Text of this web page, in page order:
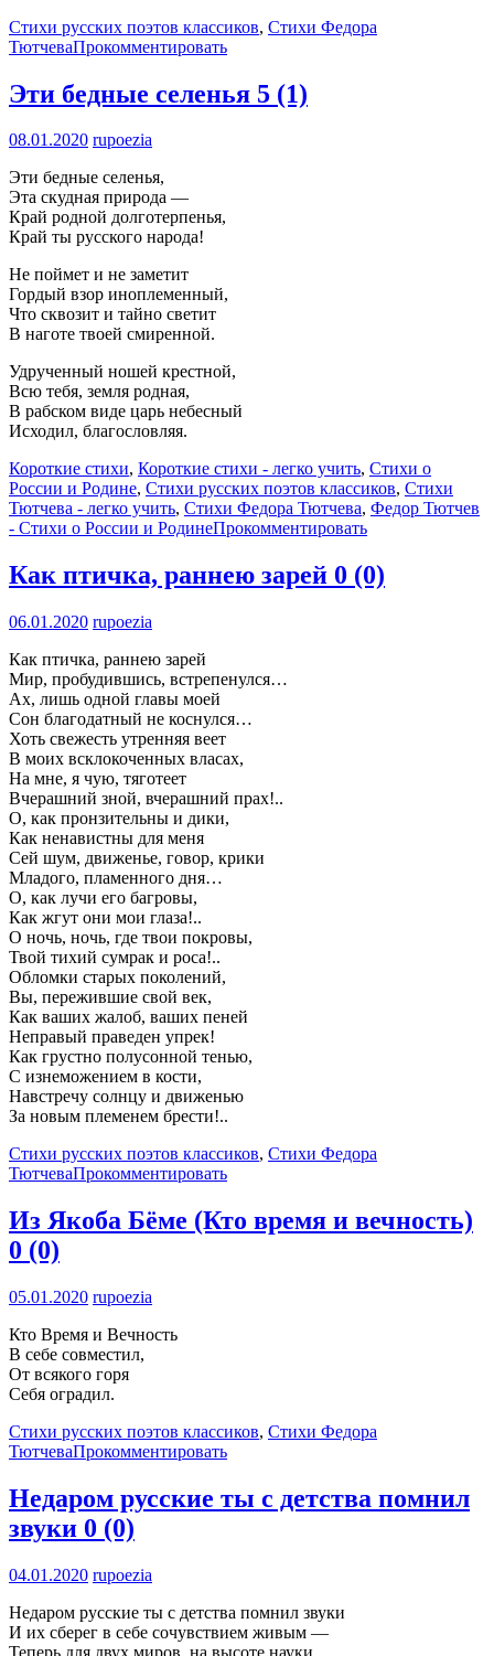
Стихи русских поэтов классиков, Стихи Федора
ТютчеваПрокомментировать
Эти бедные селенья 5 (1)
08.01.2020 rupoezia
Эти бедные селенья,
Эта скудная природа —
Край родной долготерпенья,
Край ты русского народа!
Не поймет и не заметит
Гордый взор иноплеменный,
Что сквозит и тайно светит
В наготе твоей смиренной.
Удрученный ношей крестной,
Всю тебя, земля родная,
В рабском виде царь небесный
Исходил, благословляя.
Короткие стихи, Короткие стихи - легко учить, Стихи о
России и Родине, Стихи русских поэтов классиков, Стихи
Тютчева - легко учить, Стихи Федора Тютчева, Федор Тютчев
- Стихи о России и РодинеПрокомментировать
Как птичка, раннею зарей 0 (0)
06.01.2020 rupoezia
Как птичка, раннею зарей
Мир, пробудившись, встрепенулся…
Ах, лишь одной главы моей
Сон благодатный не коснулся…
Хоть свежесть утренняя веет
В моих всклокоченных власах,
На мне, я чую, тяготеет
Вчерашний зной, вчерашний прах!..
О, как пронзительны и дики,
Как ненавистны для меня
Сей шум, движенье, говор, крики
Младого, пламенного дня…
О, как лучи его багровы,
Как жгут они мои глаза!..
О ночь, ночь, где твои покровы,
Твой тихий сумрак и роса!..
Обломки старых поколений,
Вы, пережившие свой век,
Как ваших жалоб, ваших пеней
Неправый праведен упрек!
Как грустно полусонной тенью,
С изнеможением в кости,
Навстречу солнцу и движенью
За новым племенем брести!..
Стихи русских поэтов классиков, Стихи Федора
ТютчеваПрокомментировать
Из Якоба Бёме (Кто время и вечность)
0 (0)
05.01.2020 rupoezia
Кто Время и Вечность
В себе совместил,
От всякого горя
Себя оградил.
Стихи русских поэтов классиков, Стихи Федора
ТютчеваПрокомментировать
Недаром русские ты с детства помнил
звуки 0 (0)
04.01.2020 rupoezia
Недаром русские ты с детства помнил звуки
И их сберег в себе сочувствием живым —
Теперь для двух миров, на высоте науки,